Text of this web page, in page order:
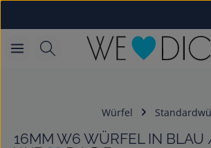
Würfel
16MM W6 WÜRFEL IN